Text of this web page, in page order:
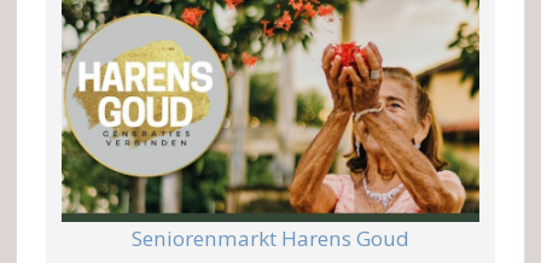
Seniorenmarkt Harens Goud